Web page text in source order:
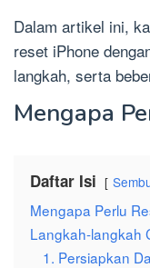
Dalam artikel ini,
reset iPhone
langkah, serta
Mengapa
Daftar Isi
Mengapa Perlu
Langkah-langkah
1. Persiapkan